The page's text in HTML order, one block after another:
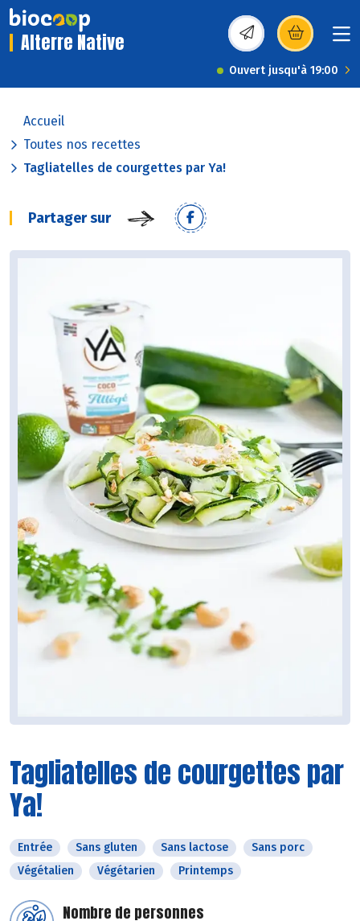
Alterre Native (s’ouvre dans une
Ouvert jusqu'à 19:00
Accueil
Toutes nos recettes
Tagliatelles de courgettes par Ya!
Partager sur
Tagliatelles de courgettes par
Ya!
Entrée Sans gluten Sans lactose
Sans porc
Végétalien
Végétarien Printemps
Nombre de personnes